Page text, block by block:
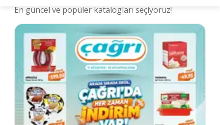
En güncel ve popüler katalogları seçiyoruz!